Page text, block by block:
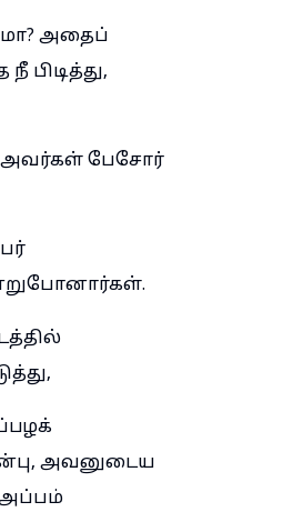
அதைப்
பிடித்து,
அவர்கள் பேசோர்
அவனுடைய
அப்பம்